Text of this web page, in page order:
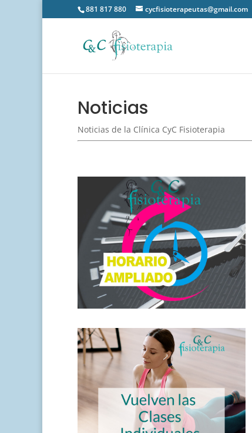
881 817 880 cycfisioterapeutas@gmail.com
Noticias
Noticias de la Clínica CyC Fisioterapia